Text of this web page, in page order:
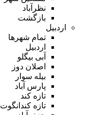
نظرآباد
بازگشت
اردبیل
تمام شهر‌ها
اردبیل
آبی بیگلو
اصلان دوز
بیله سوار
پارس آباد
تازه کند
تازه کندانگوت